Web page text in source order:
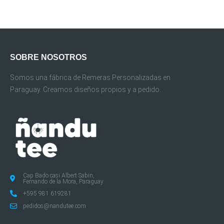
SOBRE NOSOTROS
Somos una fábrica de Remeras Personalizadas en
Paraguay. Creamos diseños propios y a pedido.
Cap Bado casi Albert Sabin,
Fernando de la Mora, Paraguay
+595 981 619281
pedidos@nandutee.com